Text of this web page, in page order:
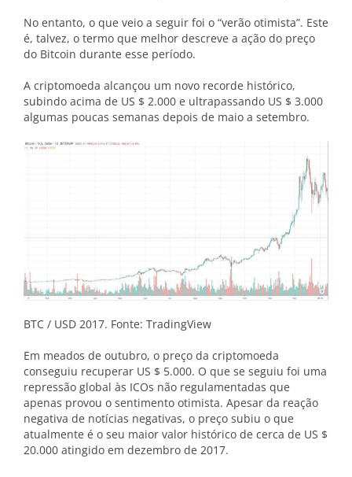
No entanto, o que veio a seguir foi o “verão otimista”. Este
é, talvez, o termo que melhor descreve a ação do preço
do Bitcoin durante esse período.
A criptomoeda alcançou um novo recorde histórico,
subindo acima de US $ 2.000 e ultrapassando US $ 3.000
algumas poucas semanas depois de maio a setembro.
BTC / USD 2017. Fonte: TradingView
Em meados de outubro, o preço da criptomoeda
conseguiu recuperar US $ 5.000. O que se seguiu foi uma
repressão global às ICOs não regulamentadas que
apenas provou o sentimento otimista. Apesar da reação
negativa de notícias negativas, o preço subiu o que
atualmente é o seu maior valor histórico de cerca de US $
20.000 atingido em dezembro de 2017.